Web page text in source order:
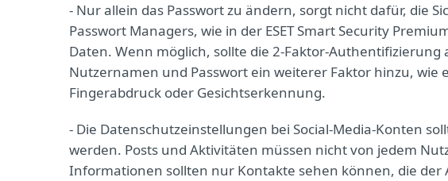
- Nur allein das Passwort zu ändern, sorgt nicht dafür, die
Passwort Managers, wie in der ESET Smart Security
Daten. Wenn möglich, sollte die 2-Faktor-
Nutzernamen und Passwort ein weiterer Faktor hinzu, wie
Fingerabdruck oder Gesichtserkennung.
- Die Datenschutzeinstellungen bei Social-Media-Konten
werden. Posts und Aktivitäten müssen nicht von jedem
Informationen sollten nur Kontakte sehen können, die der